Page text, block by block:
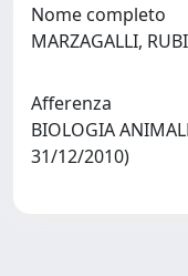
Nome completo
MARZAGALLI,
Afferenza
BIOLOGIA
31/12/2010)